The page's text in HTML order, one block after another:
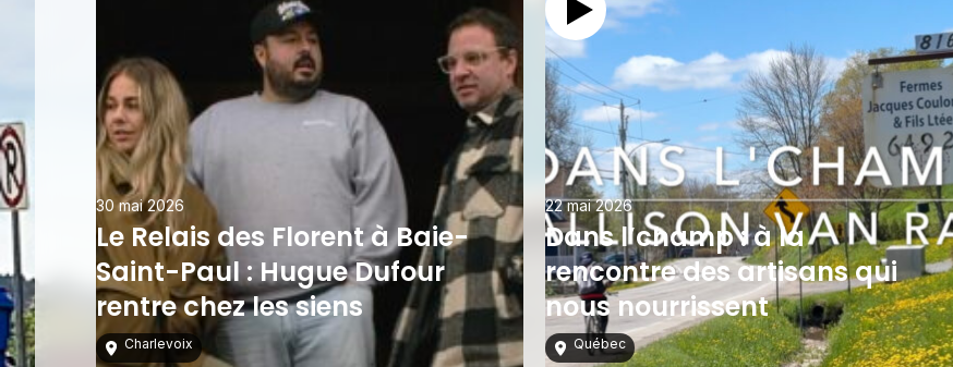
30 mai 2026
Le Relais des Florent à Baie-
Saint-Paul : Hugue Dufour
rentre chez les siens
Charlevoix
22 mai 2026
Dans l’champ : à la
rencontre des artisans qui
nous nourrissent
Québec